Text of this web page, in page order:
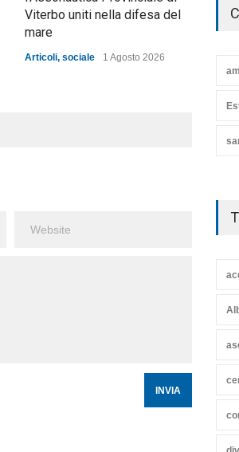
Viterbo uniti nella difesa del
mare
Articoli, sociale 1 Agosto 2026